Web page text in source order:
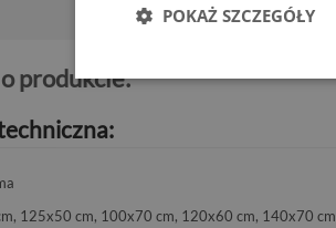
produkcie:
125x50 cm, 100x70 cm, 120x60 cm, 140x70 cm
POKAŻ SZCZEGÓŁY